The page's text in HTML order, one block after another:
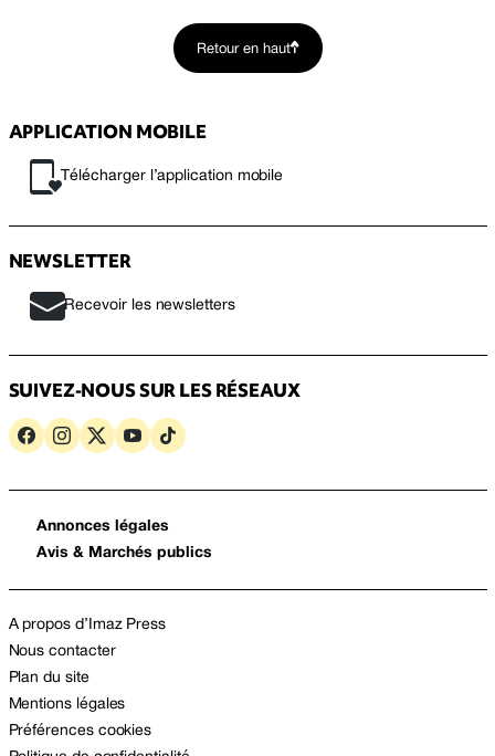
Retour en haut
APPLICATION MOBILE
Télécharger l’application mobile
NEWSLETTER
Recevoir les newsletters
SUIVEZ-NOUS SUR LES RÉSEAUX
Annonces légales
Avis & Marchés publics
A propos d’Imaz Press
Nous contacter
Plan du site
Mentions légales
Préférences cookies